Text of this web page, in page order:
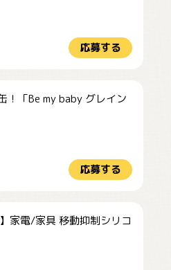
応募する
！「Be my baby グレイン
応募する
家電/家具 移動抑制シリコ